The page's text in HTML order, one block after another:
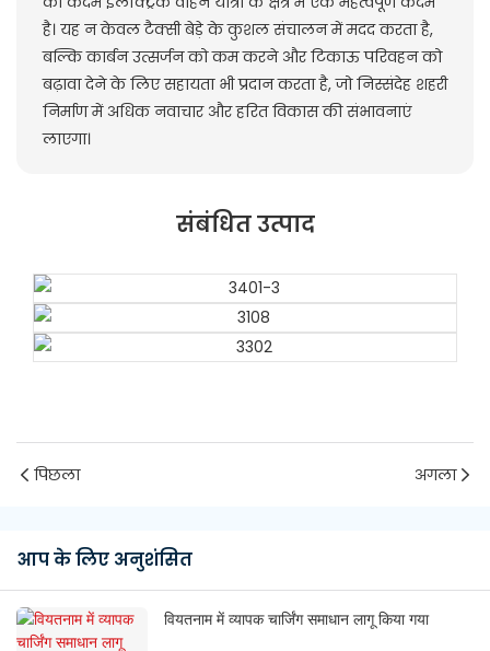
है। यह न केवल टैक्सी बेड़े के कुशल संचालन में मदद करता है,
बल्कि कार्बन उत्सर्जन को कम करने और टिकाऊ परिवहन को
बढ़ावा देने के लिए सहायता भी प्रदान करता है, जो निस्संदेह शहरी
निर्माण में अधिक नवाचार और हरित विकास की संभावनाएं
लाएगा।
संबंधित उत्पाद
पिछला अगला
आप के लिए अनुशंसित
वियतनाम में व्यापक चार्जिंग समाधान लागू किया गया